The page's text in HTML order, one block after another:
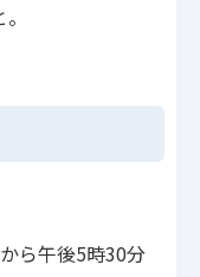
ら午後5時30分